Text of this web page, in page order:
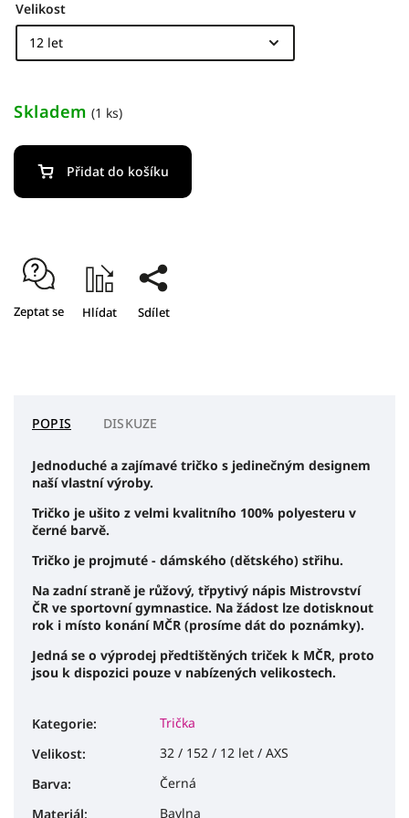
Velikost
Skladem (1 ks)
Přidat do košíku
Zeptat se Hlídat Sdílet
POPIS DISKUZE
Jednoduché a zajímavé tričko s jedinečným designem
naší vlastní výroby.
Tričko je ušito z velmi kvalitního 100% polyesteru v
černé barvě.
Tričko je projmuté - dámského (dětského) střihu.
Na zadní straně je růžový, třpytivý nápis Mistrovství
ČR ve sportovní gymnastice. Na žádost lze dotisknout
rok i místo konání MČR (prosíme dát do poznámky).
Jedná se o výprodej předtištěných triček k MČR, proto
jsou k dispozici pouze v nabízených velikostech.
Kategorie:
Trička
Velikost:
32 / 152 / 12 let / AXS
Barva:
Černá
Materiál: Bavlna